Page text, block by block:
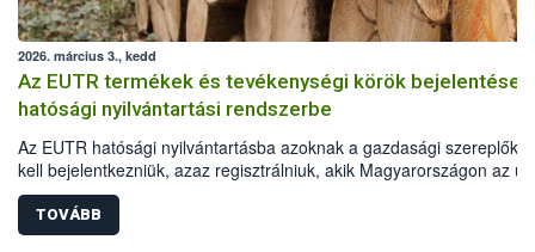
2026. március 3., kedd
Az EUTR termékek és tevékenységi körök bejelentése a
hatósági nyilvántartási rendszerbe
Az EUTR hatósági nyilvántartásba azoknak a gazdasági
kell bejelentkezniük, azaz regisztrálniuk, akik Magyarországon az
jogszabályban meghatározott fát vagy faterméket elsőként
forgalomba, vagy azzal kereskednek. A vonatkozó uniós
995/2010/EU Parlamenti és Tanácsi Rendelet mellékletében vannak
TOVÁBB